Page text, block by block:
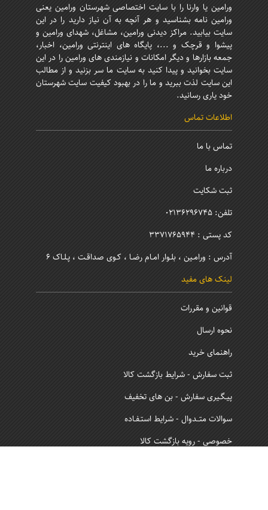
ورامین یا وارنا را با سایت اختصاصی شهرستان ورامین یعنی
ورامین نامه بشناسید و هر آنچه به آن نیاز دارید را در این
سایت بیابید. مراکز دیدنی ورامین، مشاغل، شهدای ورامین و
پیشوا و قرچک و ...، پایگاه های اینترنتی ورامین، اخبار،
جمعه بازارها و دیگر امکانات و نیازمندی های ورامین را در این
سایت بخوانید و پیدا کنید به سایت ما سر بزنید و از مطالب
این سایت لذت ببرید و ما را در بهبود کیفیت سایت شهرستان
خود یاری رسانید.
اطلاعات تماس
تماس با ما
درباره ما
ثبت شکایت
تلفن: 02136296745
کد پستی : 3371765944
آدرس : ورامـین ، بلـوار امـام رضـا ، کـوی صداقـت ، پـلـاک 6
لینک های مفید
قوانین و مقررات
نحوه ارسال
راهنمای خرید
ثبت سفارش - شرایط بازگشت کالا
پیـگـیری سفارش - بن های تخفیف
سوالات متــدوال - شرایط استـفـاده
خصوصی - رویه بازگشت کالا